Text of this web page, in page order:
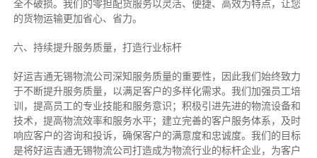
全不破损。我们的零担配货服务以灵活、便捷、高效为特点，让您
的货物运输更加省心、省力。
六、持续提升服务质量，打造行业标杆
好运吉通无锡物流公司深知服务质量的重要性，因此我们始终致力
于不断提升服务质量，以满足客户的多样化需求。我们加强员工培
训，提高员工的专业技能和服务意识；积极引进先进的物流设备和
技术，提高物流效率和服务水平；建立完善的客户服务体系，及时
响应客户的咨询和投诉，确保客户的满意度和忠诚度。我们的目标
是将好运吉通无锡物流公司打造成为物流行业的标杆企业，为客户